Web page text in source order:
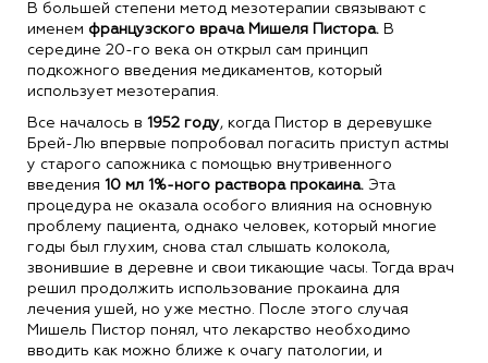
В большей степени метод мезотерапии связывают с
именем французского врача Мишеля Пистора. В
середине 20-го века он открыл сам принцип
подкожного введения медикаментов, который
использует мезотерапия.
Все началось в 1952 году, когда Пистор в деревушке
Брей-Лю впервые попробовал погасить приступ астмы
у старого сапожника с помощью внутривенного
введения 10 мл 1%-ного раствора прокаина. Эта
процедура не оказала особого влияния на основную
проблему пациента, однако человек, который многие
годы был глухим, снова стал слышать колокола,
звонившие в деревне и свои тикающие часы. Тогда врач
решил продолжить использование прокаина для
лечения ушей, но уже местно. После этого случая
Мишель Пистор понял, что лекарство необходимо
вводить как можно ближе к очагу патологии, и